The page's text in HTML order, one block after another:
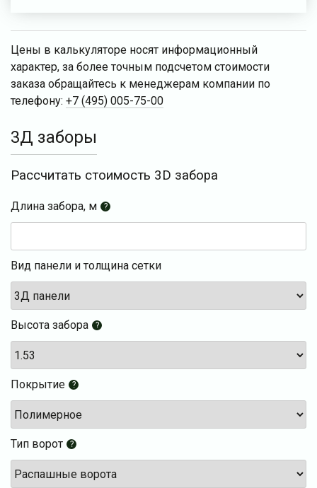
Цены в калькуляторе носят информационный
характер, за более точным подсчетом стоимости
заказа обращайтесь к менеджерам компании по
телефону: +7 (495) 005-75-00
3Д заборы
Рассчитать стоимость 3D забора
Длина забора, м ?
Вид панели и толщина сетки
Высота забора ?
Покрытие ?
Тип ворот ?